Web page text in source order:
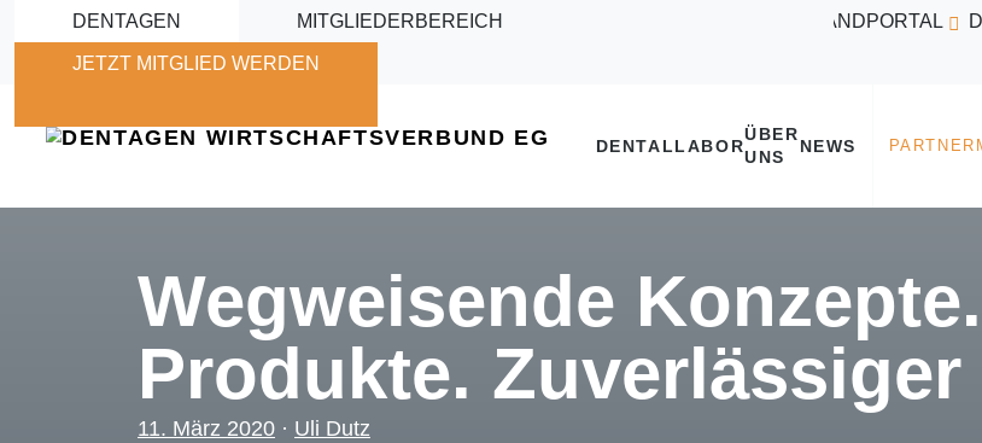
Skip to main content
DENTAGEN MITGLIEDERBEREICH
JETZT MITGLIED WERDEN
VERSANDPORTAL
Wegweisende
Produkte. Zuverlässiger
11. März 2020 · Uli Dutz